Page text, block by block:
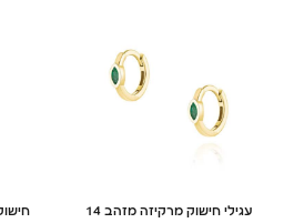
עגילי חישוק מרקיזה מזהב 14